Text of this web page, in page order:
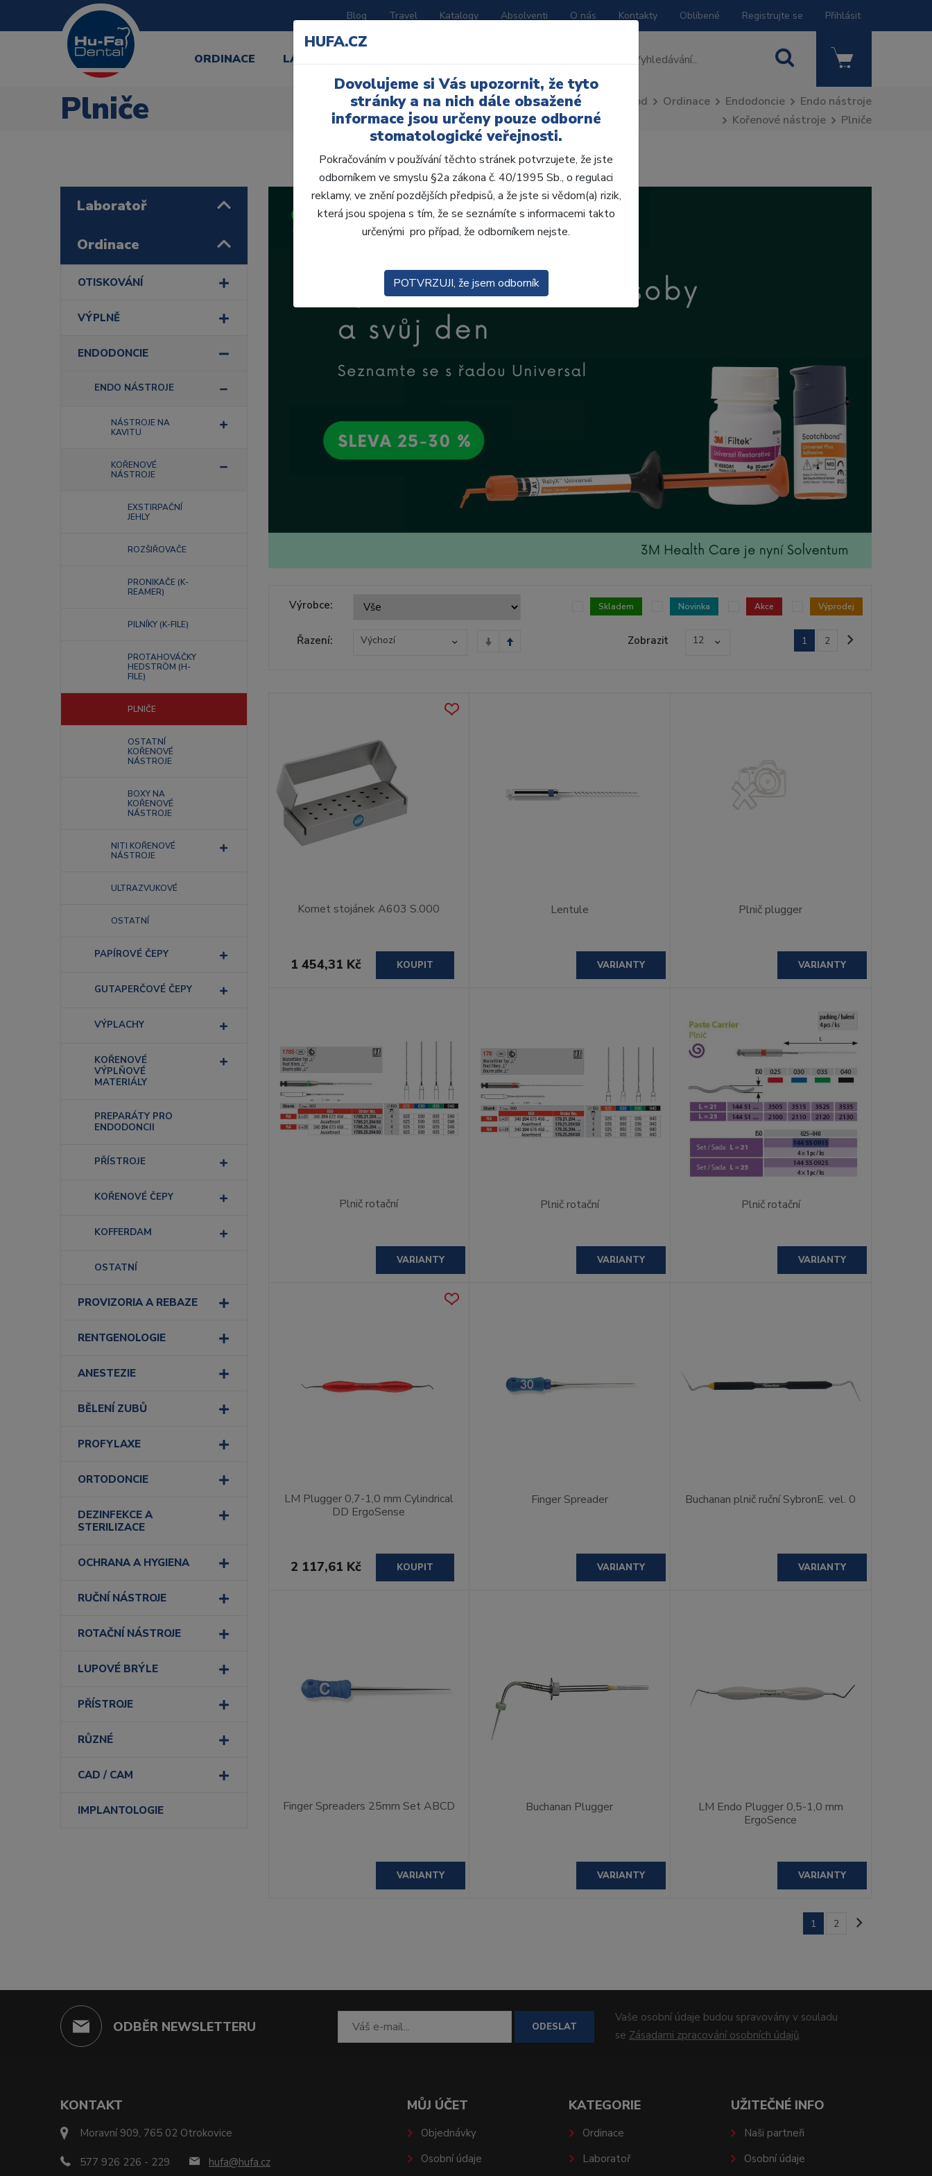
Blog Travel Katalogy Absolventi O nás Kontakty Oblíbené Registrujte se Přihlásit
ORDINACE LABORATOŘ
Plniče Úvod Ordinace Endodoncie
Endo nástroje
Kořenové nástroje
Plniče
Laboratoř
Ordinace
OTISKOVÁNÍ
VÝPLNĚ
ENDODONCIE
ENDO NÁSTROJE
NÁSTROJE NA
KAVITU
KOŘENOVÉ
NÁSTROJE
EXSTIRPAČNÍ
JEHLY
ROZŠIŘOVAČE
PRONIKAČE (K-
REAMER)
PILNÍKY (K-FILE)
PROTAHOVÁČKY
HEDSTRÖM (H-
FILE)
PLNIČE
OSTATNÍ
KOŘENOVÉ
NÁSTROJE
BOXY NA
KOŘENOVÉ
NÁSTROJE
NITI KOŘENOVÉ
NÁSTROJE
ULTRAZVUKOVÉ
OSTATNÍ
PAPÍROVÉ ČEPY
GUTAPERČOVÉ ČEPY
VÝPLACHY
KOŘENOVÉ
VÝPLŇOVÉ
MATERIÁLY
PREPARÁTY PRO
ENDODONCII
PŘÍSTROJE
KOŘENOVÉ ČEPY
KOFFERDAM
OSTATNÍ
PROVIZORIA A REBAZE
RENTGENOLOGIE
ANESTEZIE
BĚLENÍ ZUBŮ
PROFYLAXE
ORTODONCIE
DEZINFEKCE A
STERILIZACE
OCHRANA A HYGIENA
RUČNÍ NÁSTROJE
ROTAČNÍ NÁSTROJE
LUPOVÉ BRÝLE
PŘÍSTROJE
RŮZNÉ
CAD / CAM
IMPLANTOLOGIE
Výrobce: Skladem Novinka Akce Výprodej
Řazení: Výchozí Zobrazit 12 1 2
Komet stojánek A603 S.000
1 454,31 Kč KOUPIT
Lentule
VARIANTY
Plnič plugger
VARIANTY
Plnič rotační
VARIANTY
Plnič rotační
VARIANTY
Plnič rotační
VARIANTY
LM Plugger 0,7-1,0 mm Cylindrical
DD ErgoSense
2 117,61 Kč KOUPIT
Finger Spreader
VARIANTY
Buchanan plnič ruční SybronE. vel. 0
VARIANTY
Finger Spreaders 25mm Set ABCD
VARIANTY
Buchanan Plugger
VARIANTY
LM Endo Plugger 0,5-1,0 mm
ErgoSence
VARIANTY
1 2
ODBĚR NEWSLETTERU ODESLAT
Vaše osobní údaje budou spravovány v souladu
se Zásadami zpracování osobních údajů.
KONTAKT
Moravní 909, 765 02 Otrokovice
577 926 226 - 229 hufa@hufa.cz
MŮJ ÚČET
Objednávky
Osobní údaje
KATEGORIE
Ordinace
Laboratoř
UŽITEČNÉ INFO
Naši partneři
Osobní údaje
HUFA.CZ
Dovolujeme si Vás upozornit, že tyto
stránky a na nich dále obsažené
informace jsou určeny pouze odborné
stomatologické veřejnosti.
Pokračováním v používání těchto stránek potvrzujete, že jste
odborníkem ve smyslu §2a zákona č. 40/1995 Sb., o regulaci
reklamy, ve znění pozdějších předpisů, a že jste si vědom(a) rizik,
která jsou spojena s tím, že se seznámíte s informacemi takto
určenými pro případ, že odborníkem nejste.
POTVRZUJI, že jsem odborník